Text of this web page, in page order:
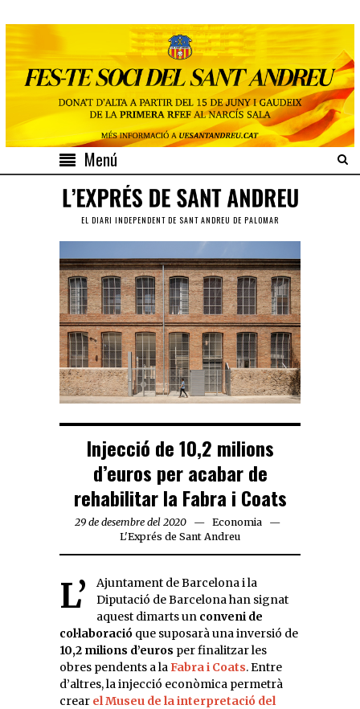
Menú
EL DIARI INDEPENDENT DE SANT ANDREU DE PALOMAR
Injecció de 10,2 milions
d’euros per acabar de
rehabilitar la Fabra i Coats
29 de desembre del 2020
Economia
L'Exprés de Sant Andreu
L’Ajuntament de Barcelona i la
Diputació de Barcelona han signat
aquest dimarts un conveni de
col·laboració que suposarà una inversió de
10,2 milions d’euros per finalitzar les
obres pendents a laFabra i Coats. Entre
d’altres, la injecció econòmica permetrà
crear el Museu de la interpretació del